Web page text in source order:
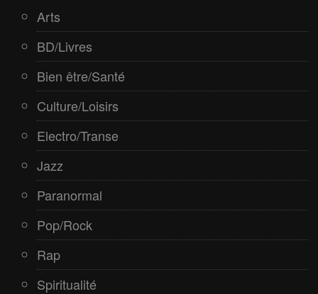
Arts
BD/Livres
Bien être/Santé
Culture/Loisirs
Electro/Transe
Jazz
Paranormal
Pop/Rock
Rap
Spiritualité